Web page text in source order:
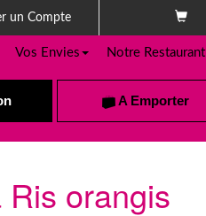
un Compte
Vos Envies Notre Restaurant
A Emporter
orangis